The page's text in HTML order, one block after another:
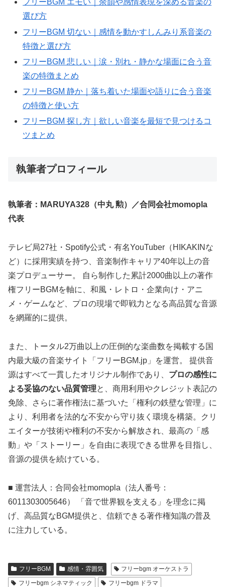
フリーBGM エモい｜余韻や感情表現を深める音楽の
選び方
フリーBGM 切ない｜感情を動かすしんみり系音楽の
特徴と選び方
フリーBGM 悲しい｜涙・別れ・静かな場面に合う音
楽の特徴まとめ
フリーBGM 静か｜落ち着いた場面や語りに合う音楽
の特徴と使い方
フリーBGM 探し方｜欲しい音楽を最短で見つけるコ
ツまとめ
執筆者プロフィール
執筆者：MARUYA328（中丸 勲）／合同会社momopla
代表
テレビ局27社・Spotify公式・有名YouTuber（HIKAKINな
ど）に採用実績を持つ、音楽制作キャリア40年以上の音
楽プロデューサー。 自ら制作した累計2000曲以上の著作
権フリーBGMを軸に、和風・レトロ・企業向け・アニ
メ・ゲームなど、プロの現場で即戦力となる高品質な音源
を網羅的に提供。
また、トータル2万曲以上の圧倒的な楽曲数を掲載する国
内最大級の音楽サイト「フリーBGM.jp」を運営。 提供音
源はすべて一貫したオリジナル制作であり、 プロの感性に
よる妥協のない品質管理と、商用利用やクレジット表記の
免除、さらに著作権法に基づいた「権利の鉄壁な管理」に
より、利用者を法的な不安から守り抜く環境を構築。クリ
エイターが技術や権利の不安から解放され、最高の「感
動」や「ストーリー」を自由に表現できる世界を目指し、
音源の提供を続けている。
■ 運営法人：合同会社momopla（法人番号：
6011303005646） 「音で世界観を支える」を理念に掲
げ、高品質なBGM提供と、信頼できる著作権知識の普及
に注力している。
フリーBGM 感情・雰囲気
フリーbgm オーケストラ
フリーbgm シネマティック
フリーbgm ドラマ